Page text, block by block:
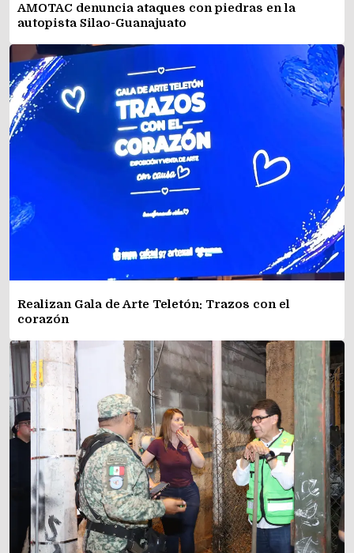
AMOTAC denuncia ataques con piedras en la
autopista Silao-Guanajuato
Realizan Gala de Arte Teletón: Trazos con el
corazón